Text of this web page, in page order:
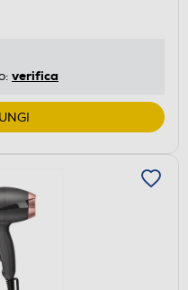
verifica